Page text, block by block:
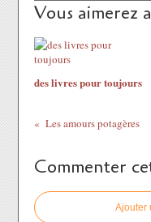
Vous aimerez
des livres pour toujours
Les amours potagères
Commenter
Ajouter